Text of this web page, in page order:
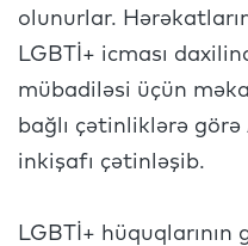
olunurlar.
LGBTİ+ icması
mübadiləsi üçün
bağlı çətinliklərə
inkişafı çətinləşib.
LGBTİ+ hüquqlarının